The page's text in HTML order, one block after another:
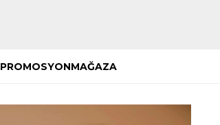
PROMOSYONMAĞAZA